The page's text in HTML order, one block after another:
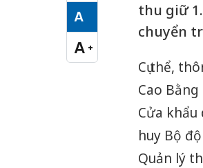
A
Cỡ chữ vừa
A +
Cỡ chữ lớn
thu giữ
chuyển
Cụ thể,
Cao
Cửa khẩu
huy Bộ
Quản lý